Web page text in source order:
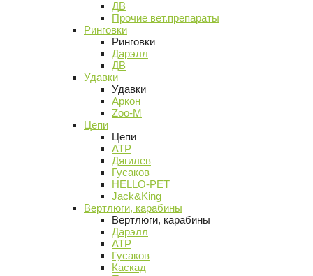
ДВ
Прочие вет.препараты
Ринговки
Ринговки
Дарэлл
ДВ
Удавки
Удавки
Аркон
Zoo-M
Цепи
Цепи
АТР
Дягилев
Гусаков
HELLO-PET
Jack&King
Вертлюги, карабины
Вертлюги, карабины
Дарэлл
АТР
Гусаков
Каскад